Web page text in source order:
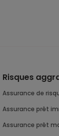
Risques
assurance de
Assurance prêt
Assurance prêt